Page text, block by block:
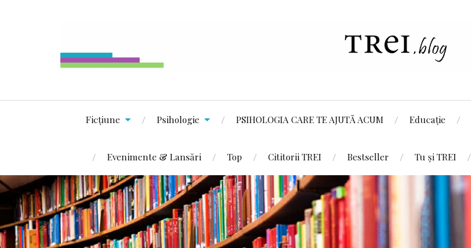
Ficțiune Psihologie PSIHOLOGIA CARE TE AJUTĂ ACUM Educație
Evenimente & Lansări Top Cititorii TREI Bestseller Tu și TREI